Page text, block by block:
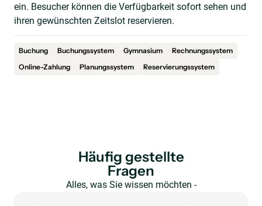
ein. Besucher können die Verfügbarkeit sofort sehen und
ihren gewünschten Zeitslot reservieren.
Buchung Buchungssystem Gymnasium
Rechnungssystem
Online-Zahlung
Planungssystem Reservierungssystem
Häufig gestellte
Fragen
Alles, was Sie wissen möchten -